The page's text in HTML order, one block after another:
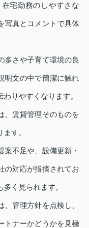
宅勤務のしやすさな
写真とコメントで具体
多さや子育て環境の良
明文の中で簡潔に触れ
りやすくなります。
、賃貸管理そのものを
す。
不足や、設備更新・
の対応が指摘されてお
く見られます。
管理方針を点検し、
トナーかどうかを見極